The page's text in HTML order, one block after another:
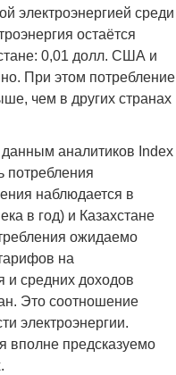
электроэнергией среди
остаётся
0,01 долл. США и
При этом потребление
чем в других странах
аналитиков Index
потребления
наблюдается в
в год) и Казахстане
ожидаемо
на
и средних доходов
Это соотношение
электроэнергии.
вполне предсказуемо